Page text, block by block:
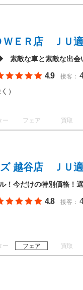
ＷＥＲ店 ＪＵ
敵な車と素敵な出会
4.9 接客：
）
ー フェア 買取
越谷店 ＪＵ
！今だけの特別価格！
4.8 接客：
ー フェア 買取